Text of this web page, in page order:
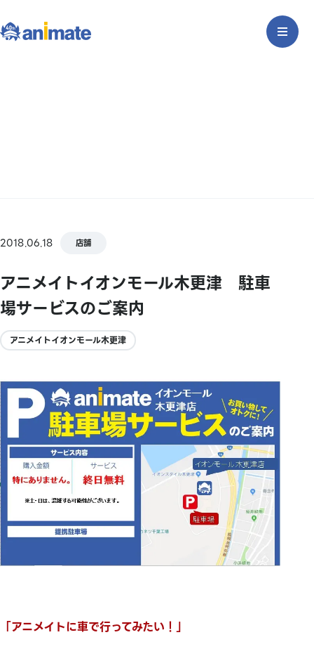
2018.06.18 店舗
アニメイトイオンモール木更津 駐車
場サービスのご案内
アニメイトイオンモール木更津
「アニメイトに車で行ってみたい！」